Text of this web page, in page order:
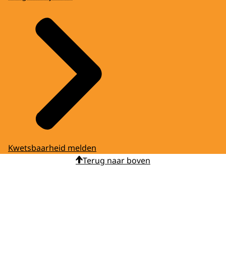
Kwetsbaarheid melden
Terug naar boven